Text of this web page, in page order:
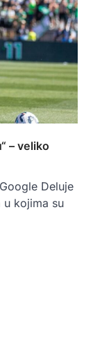
– veliko
Deluje
u kojima su